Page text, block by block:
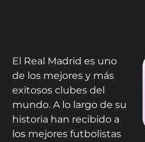
El Real Madrid es uno
de los mejores y más
exitosos clubes del
mundo. A lo largo de su
historia han recibido a
los mejores futbolistas